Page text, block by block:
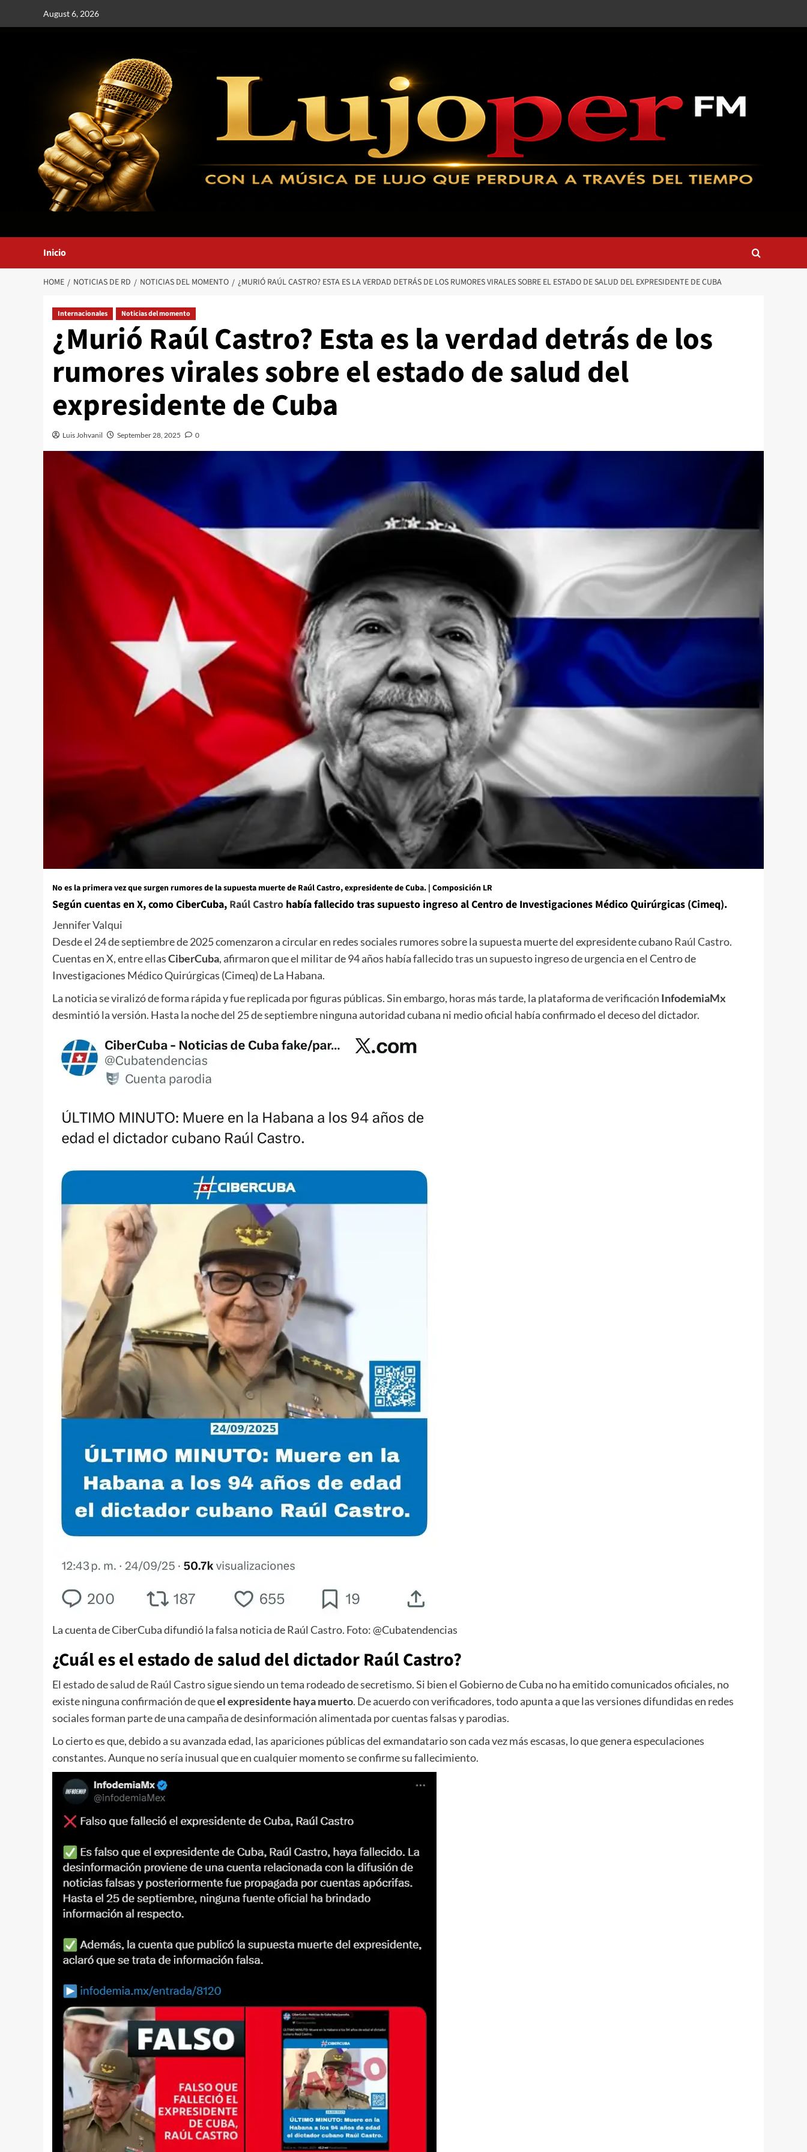
August 6, 2026
Inicio
HOME NOTICIAS DE RD NOTICIAS DEL MOMENTO ¿MURIÓ RAÚL CASTRO? ESTA ES LA VERDAD DETRÁS DE LOS RUMORES VIRALES SOBRE EL ESTADO DE SALUD DEL EXPRESIDENTE DE CUBA
Internacionales Noticias del momento
¿Murió Raúl Castro? Esta es la verdad detrás de los
rumores virales sobre el estado de salud del
expresidente de Cuba
Luis Johvanil September 28, 2025 0
No es la primera vez que surgen rumores de la supuesta muerte de Raúl Castro, expresidente de Cuba. | Composición LR
Según cuentas en X, comoCiberCuba, Raúl Castro había fallecido tras supuesto ingreso al Centro de Investigaciones Médico Quirúrgicas (Cimeq).
Jennifer Valqui
Desde el 24 de septiembre de 2025 comenzaron a circular en redes sociales rumores sobre la supuesta muerte del expresidente cubanoRaúl Castro.
Cuentas en X, entre ellasCiberCuba, afirmaron que el militar de 94 años había fallecido tras un supuesto ingreso de urgencia en el Centro de
Investigaciones Médico Quirúrgicas (Cimeq) de La Habana.
La noticia se viralizó de forma rápida y fue replicada por figuras públicas. Sin embargo, horas más tarde, la plataforma de verificación InfodemiaMx
desmintió la versión. Hasta la noche del 25 de septiembre ninguna autoridad cubana ni medio oficial había confirmado el deceso del dictador.
La cuenta de CiberCuba difundió la falsa noticia de Raúl Castro. Foto: @Cubatendencias
¿Cuál es el estado de salud del dictador Raúl Castro?
El estado de salud de Raúl Castrosigue siendo un tema rodeado de secretismo. Si bien el Gobierno de Cuba no ha emitido comunicados oficiales, no
existe ninguna confirmación de queel expresidente haya muerto. De acuerdo con verificadores, todo apunta a que las versiones difundidas en redes
sociales forman parte de una campaña de desinformación alimentada por cuentas falsas y parodias.
Lo cierto es que, debido a su avanzada edad, las apariciones públicas del exmandatario son cada vez más escasas, lo que genera especulaciones
constantes. Aunque no sería inusual que en cualquier momento se confirme su fallecimiento.